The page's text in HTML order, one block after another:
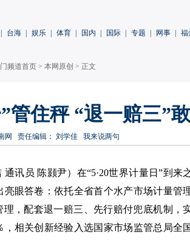
台海 娱乐 体育 国内 国际 专题 网事 福
频道首页 > 本网原创 > 正文
管住秤 “退一赔三”
网 责任编辑： 刘学佳 我来说两句
讯员 陈颢尹）在“5·20世界计量日”到来
眼答卷：依托全省首个水产市场计量管
，配套退一赔三、先行赔付兜底机制，
相关创新经验入选国家市场监管总局全